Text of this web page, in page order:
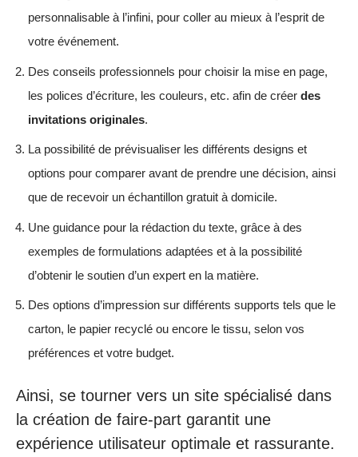
personnalisable à l’infini, pour coller au mieux à l’esprit de
votre événement.
Des conseils professionnels pour choisir la mise en page,
les polices d’écriture, les couleurs, etc. afin de créer des
invitations originales.
La possibilité de prévisualiser les différents designs et
options pour comparer avant de prendre une décision, ainsi
que de recevoir un échantillon gratuit à domicile.
Une guidance pour la rédaction du texte, grâce à des
exemples de formulations adaptées et à la possibilité
d’obtenir le soutien d’un expert en la matière.
Des options d’impression sur différents supports tels que le
carton, le papier recyclé ou encore le tissu, selon vos
préférences et votre budget.
Ainsi, se tourner vers un site spécialisé dans
la création de faire-part garantit une
expérience utilisateur optimale et rassurante.